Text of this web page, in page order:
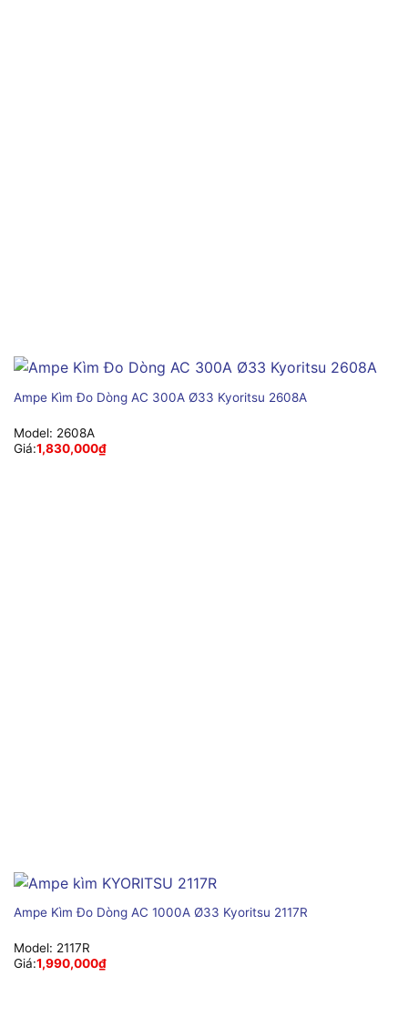
Ampe Kìm Đo Dòng AC 300A Ø33 Kyoritsu 2608A
Model: 2608A
Giá:1,830,000₫
Ampe Kìm Đo Dòng AC 1000A Ø33 Kyoritsu 2117R
Model: 2117R
Giá:1,990,000₫